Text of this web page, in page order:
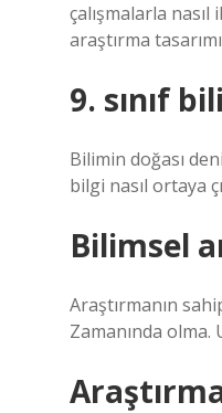
çalışmalarla
araştırma
9. sınıf
Bilimin doğası
bilgi nasıl ortaya
Bilimsel
Araştırmanın
Zamanında olma.